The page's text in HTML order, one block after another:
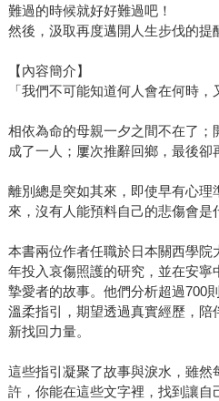
難過的時候就好好難過吧！
然後，汲取再度邁開人生步伐的提
【內容簡介】
「我們不可能知道何人會在何時，
相依為命的母親一夕之間不在了
成了一人；屢次推辭回鄉，最後卻
離別總是突如其來，即使早有心理
來，沒有人能預料自己的悲傷會是
本書兩位作者任職於日本關西學
年投入哀傷照護的研究，並在安
摯愛者的故事。他們分析超過700
溫柔指引，期望透過真實經歷，
新找回力量。
這些指引凝聚了故事與淚水，雖
許，你能在這些文字裡，找到讓自